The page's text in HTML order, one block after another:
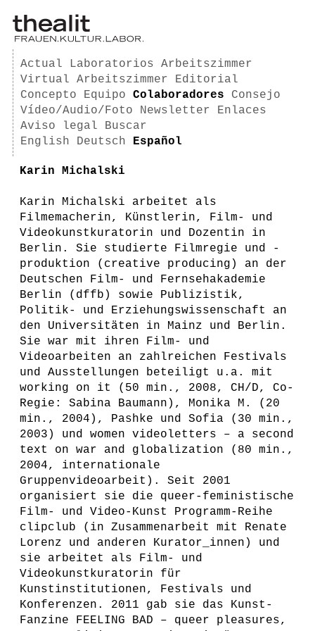
Actual Laboratorios
Arbeitszimmer
Virtual Arbeitszimmer
Editorial
Concepto
Equipo Colaboradores
Consejo
Vídeo/Audio/Foto
Newsletter
Enlaces
Aviso legal
Buscar
English
Deutsch Español
Karin Michalski
Karin Michalski arbeitet als
Filmemacherin, Künstlerin, Film- und
Videokunstkuratorin und Dozentin in
Berlin. Sie studierte Filmregie und -
produktion (creative producing) an der
Deutschen Film- und Fernsehakademie
Berlin (dffb) sowie Publizistik,
Politik- und Erziehungswissenschaft an
den Universitäten in Mainz und Berlin.
Sie war mit ihren Film- und
Videoarbeiten an zahlreichen Festivals
und Ausstellungen beteiligt u.a. mit
working on it (50 min., 2008, CH/D, Co-
Regie: Sabina Baumann), Monika M. (20
min., 2004), Pashke und Sofia (30 min.,
2003) und women videoletters – a second
text on war and globalization (80 min.,
2004, internationale
Gruppenvideoarbeit). Seit 2001
organisiert sie die queer-feministische
Film- und Video-Kunst Programm-Reihe
clipclub (in Zusammenarbeit mit Renate
Lorenz und anderen Kurator_innen) und
sie arbeitet als Film- und
Videokunstkuratorin für
Kunstinstitutionen, Festivals und
Konferenzen. 2011 gab sie das Kunst-
Fanzine FEELING BAD – queer pleasures,